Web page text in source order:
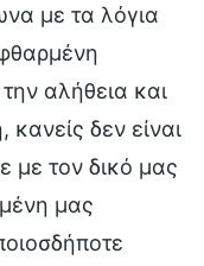
με τα λόγια
αλήθεια και
δεν είναι
με τον δικό μας
μας